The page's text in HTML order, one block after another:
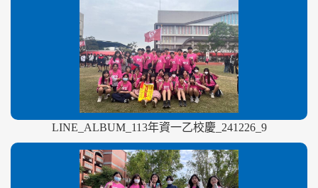
LINE_ALBUM_113年資一乙校慶_241226_9